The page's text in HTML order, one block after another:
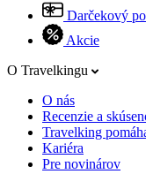
Darčekový
Akcie
O Travelkingu
O nás
Recenzie a
Travelking
Kariéra
Pre novinárov